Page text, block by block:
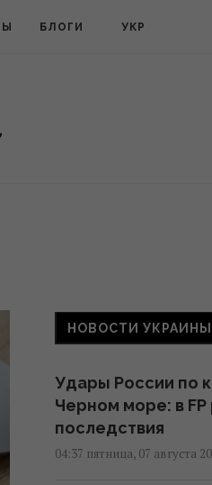
БЛОГИ УКР
НОВОСТИ
Удары России по
Черном море: в
последствия
04:37 пятница, 07 августа